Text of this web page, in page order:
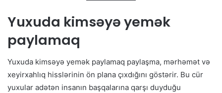
Yuxuda kimsəyə yemək
paylamaq
Yuxuda kimsəyə yemək paylamaq paylaşma, mərhəmət və
xeyirxahlıq hisslərinin ön plana çıxdığını göstərir. Bu cür
yuxular adətən insanın başqalarına qarşı duyduğu